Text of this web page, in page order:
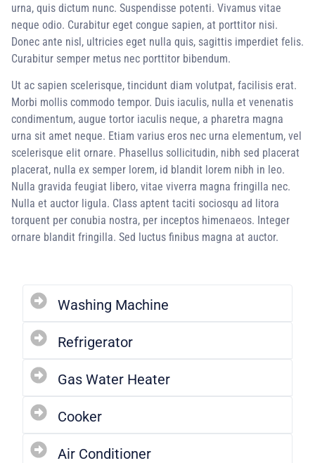
urna, quis dictum nunc. Suspendisse potenti. Vivamus vitae
neque odio. Curabitur eget congue sapien, at porttitor nisi.
Donec ante nisl, ultricies eget nulla quis, sagittis imperdiet felis.
Curabitur semper metus nec porttitor bibendum.
Ut ac sapien scelerisque, tincidunt diam volutpat, facilisis erat.
Morbi mollis commodo tempor. Duis iaculis, nulla et venenatis
condimentum, augue tortor iaculis neque, a pharetra magna
urna sit amet neque. Etiam varius eros nec urna elementum, vel
scelerisque elit ornare. Phasellus sollicitudin, nibh sed placerat
placerat, nulla ex semper lorem, id blandit lorem nibh in leo.
Nulla gravida feugiat libero, vitae viverra magna fringilla nec.
Nulla et auctor ligula. Class aptent taciti sociosqu ad litora
torquent per conubia nostra, per inceptos himenaeos. Integer
ornare blandit fringilla. Sed luctus finibus magna at auctor.
Washing Machine
Refrigerator
Gas Water Heater
Cooker
Air Conditioner